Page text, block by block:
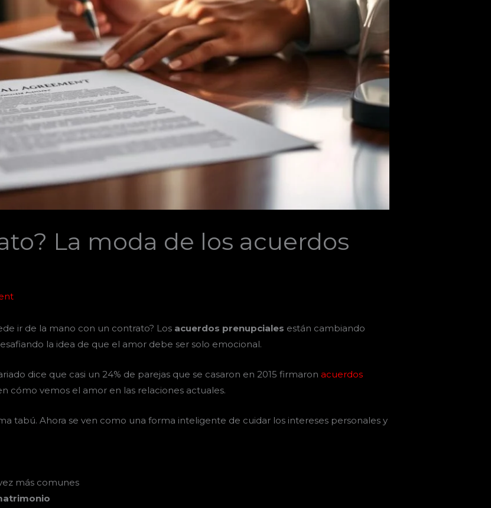
La moda de los acuerdos
ir de la mano con un contrato? Los acuerdos prenupciales están cambiando
la idea de que el amor debe ser solo emocional.
dice que casi un 24% de parejas que se casaron en 2015 firmaronacuerdos
cómo vemos el amor en las relaciones actuales.
tabú. Ahora se ven como una forma inteligente de cuidar los intereses personales y
más comunes